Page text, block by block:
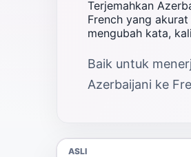
Terjemahkan
French yang
mengubah kata,
Baik untuk
Azerbaijani ke
ASLI